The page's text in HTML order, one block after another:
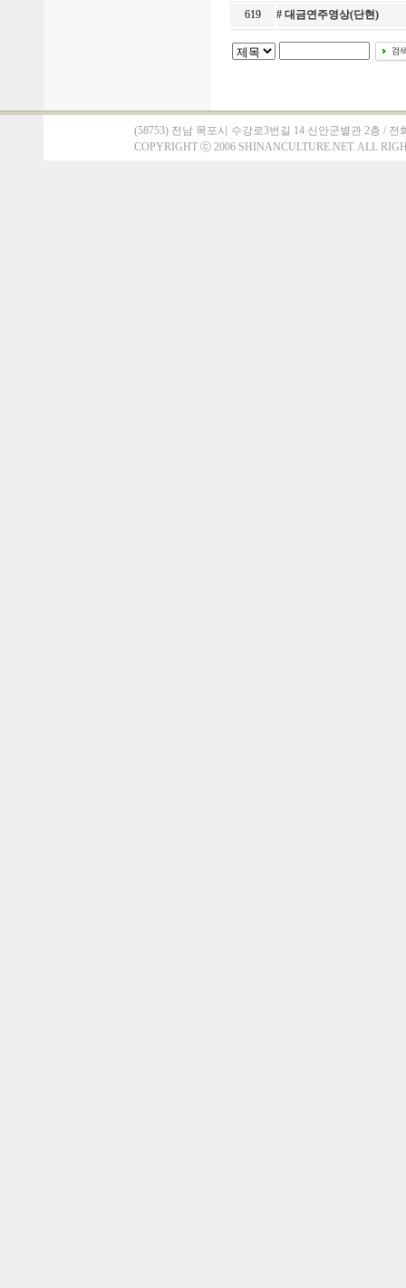
619 # 대금연주영상(단현)
(58753) 전남 목포시 수강로3번길 14 신안군별관 2층 / 전
COPYRIGHT ⓒ2006 SHINANCULTURE.NET. ALL